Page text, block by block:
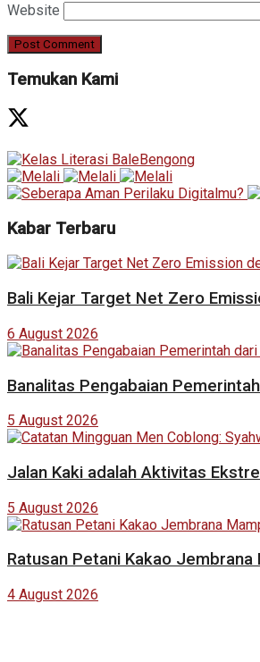
Website
Temukan Kami
Kabar Terbaru
Bali Kejar Target Net Zero
6 August 2026
Banalitas Pengabaian
5 August 2026
Jalan Kaki adalah Aktivitas
5 August 2026
Ratusan Petani Kakao
4 August 2026